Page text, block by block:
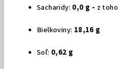
Sacharidy: 0,0 g - z
Bielkoviny: 18,16 g
Soľ: 0,62 g